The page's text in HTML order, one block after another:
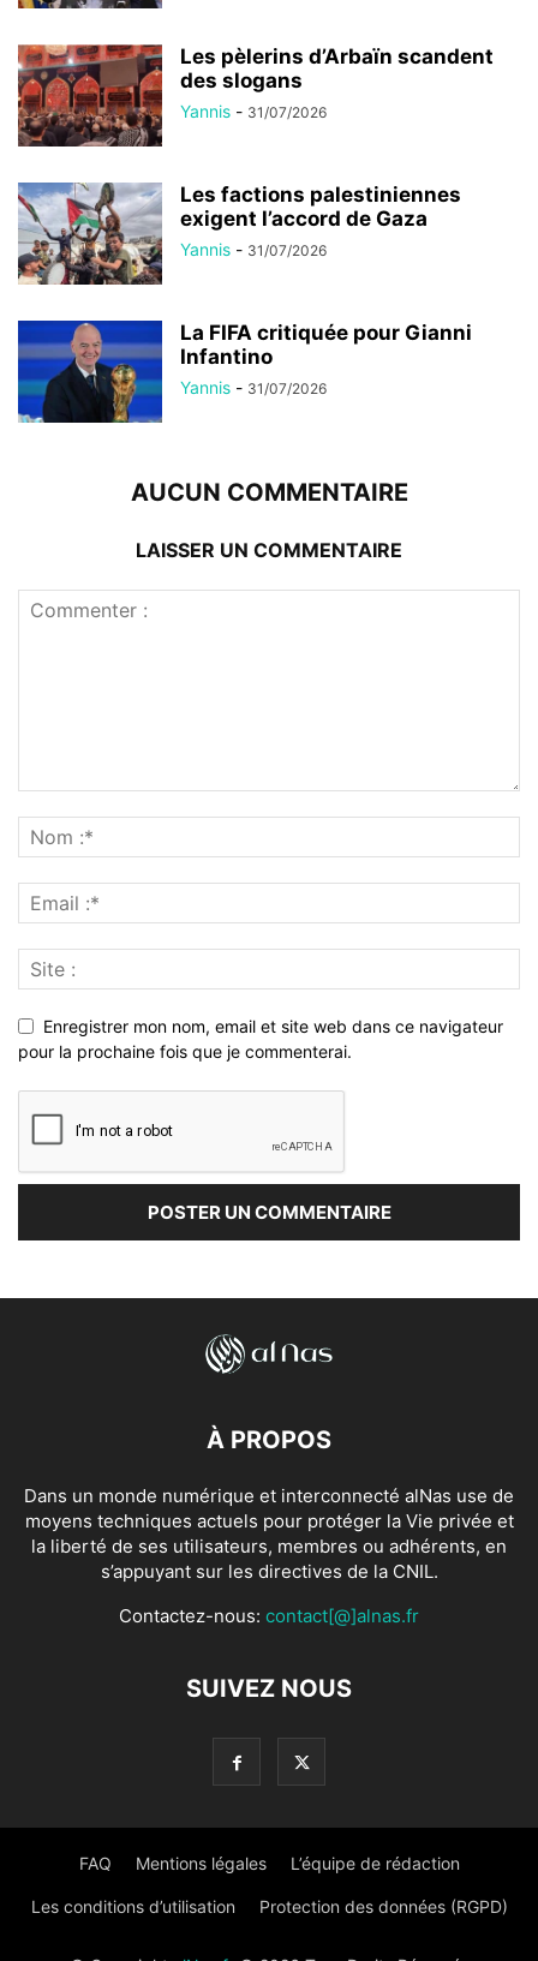
Les pèlerins d’Arbaïn scandent
des slogans
Yannis - 31/07/2026
Les factions palestiniennes
exigent l’accord de Gaza
Yannis - 31/07/2026
La FIFA critiquée pour Gianni
Infantino
Yannis - 31/07/2026
AUCUN COMMENTAIRE
LAISSER UN COMMENTAIRE
Enregistrer mon nom, email et site web dans ce navigateur
pour la prochaine fois que je commenterai.
À PROPOS
Dans un monde numérique et interconnecté alNas use de
moyens techniques actuels pour protéger la Vie privée et
la liberté de ses utilisateurs, membres ou adhérents, en
s’appuyant sur les directives de la CNIL.
Contactez-nous: contact[@]alnas.fr
SUIVEZ NOUS
FAQ Mentions légales L’équipe de rédaction
Les conditions d’utilisation Protection des données (RGPD)